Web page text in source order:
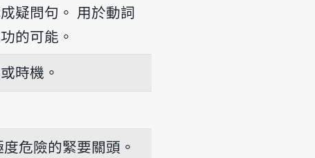
疑問句。 用於動詞
的可能。
時機。
度危險的緊要關頭。